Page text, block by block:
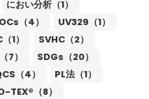
におい分析（1）
（4）
UV329（1）
1）
SVHC（2）
7）
SDGs（20）
（4）
PL法（1）
TEX®（8）